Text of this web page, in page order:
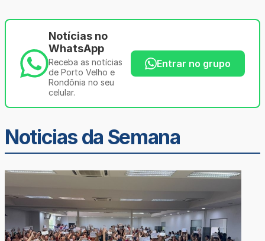
Notícias no
WhatsApp
Receba as notícias
de Porto Velho e
Rondônia no seu
celular.
Entrar no grupo
Noticias da Semana